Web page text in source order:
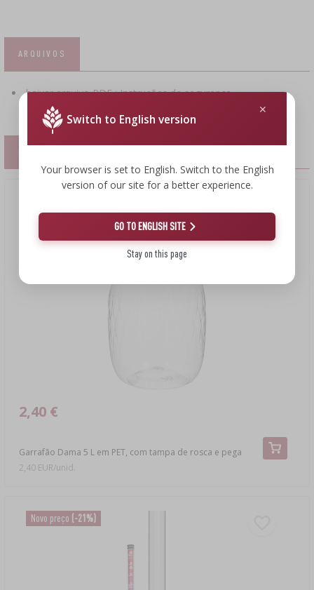
ARQUIVOS
baixar arquivo PDF : Instruções de segurança
Garrafão Dama 5 L em PET, com tampa de rosca e pega
2,40 €
2,40 EUR/unid.
Novo preço (-21%)
Switch to English version
Your browser is set to English. Switch to the English
version of our site for a better experience.
GO TO ENGLISH SITE
Stay on this page